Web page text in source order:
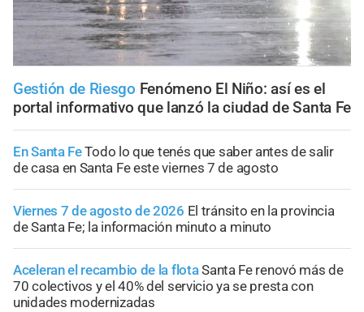
Gestión de Riesgo Fenómeno El Niño: así es el
portal informativo que lanzó la ciudad de Santa Fe
En Santa FeTodo lo que tenés que saber antes de salir
de casa en Santa Fe este viernes 7 de agosto
Viernes 7 de agosto de 2026 El tránsito en la provincia
de Santa Fe; la información minuto a minuto
Aceleran el recambio de la flotaSanta Fe renovó más de
70 colectivos y el 40% del servicio ya se presta con
unidades modernizadas